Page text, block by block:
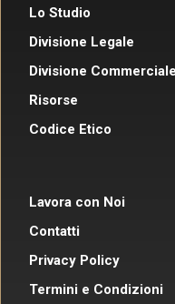
Lo Studio
Divisione Legale
Divisione Commerciale
Risorse
Codice Etico
Lavora con Noi
Contatti
Privacy Policy
Termini e Condizioni